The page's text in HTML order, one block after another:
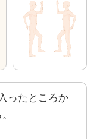
ったところか